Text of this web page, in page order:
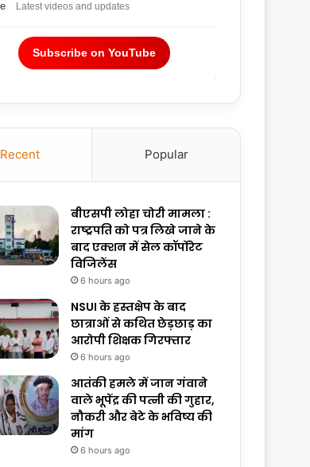
Latest videos and updates
Subscribe on YouTube
Recent Popular
बीएसपी लोहा चोरी मामला :
राष्ट्रपति को पत्र लिखे जाने के
बाद एक्शन में सेल कॉर्पोरेट
विजिलेंस
6 hours ago
NSUI के हस्तक्षेप के बाद
छात्राओं से कथित छेड़छाड़ का
आरोपी शिक्षक गिरफ्तार
6 hours ago
आतंकी हमले में जान गंवाने
वाले भूपेंद्र की पत्नी की गुहार,
नौकरी और बेटे के भविष्य की
मांग
6 hours ago